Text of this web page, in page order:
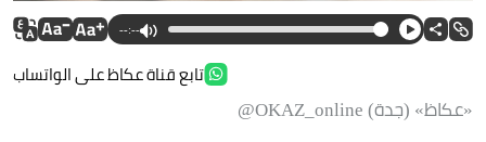
--:--
تابع قناة عكاظ على الواتساب
«عكاظ» (جدة) OKAZ_online@